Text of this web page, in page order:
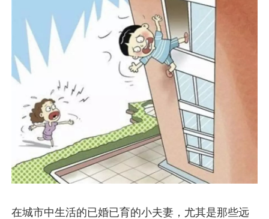
在城市中生活的已婚已育的小夫妻，尤其是那些远